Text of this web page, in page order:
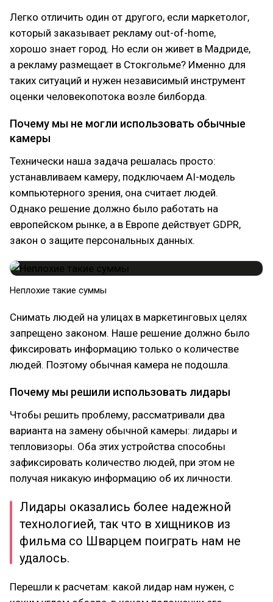
Легко отличить один от другого, если маркетолог,
который заказывает рекламу out-of-home,
хорошо знает город. Но если он живет в Мадриде,
а рекламу размещает в Стокгольме? Именно для
таких ситуаций и нужен независимый инструмент
оценки человекопотока возле билборда.
Почему мы не могли использовать обычные
камеры
Технически наша задача решалась просто:
устанавливаем камеру, подключаем AI-модель
компьютерного зрения, она считает людей.
Однако решение должно было работать на
европейском рынке, а в Европе действует GDPR,
закон о защите персональных данных.
Неплохие такие суммы
Снимать людей на улицах в маркетинговых целях
запрещено законом. Наше решение должно было
фиксировать информацию только о количестве
людей. Поэтому обычная камера не подошла.
Почему мы решили использовать лидары
Чтобы решить проблему, рассматривали два
варианта на замену обычной камеры: лидары и
тепловизоры. Оба этих устройства способны
зафиксировать количество людей, при этом не
получая никакую информацию об их личности.
Лидары оказались более надежной
технологией, так что в хищников из
фильма со Шварцем поиграть нам не
удалось.
Перешли к расчетам: какой лидар нам нужен, с